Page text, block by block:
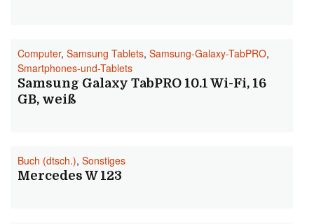
Computer, Samsung Tablets, Samsung-Galaxy-TabPRO,
Smartphones-und-Tablets
Samsung Galaxy TabPRO 10.1 Wi-Fi, 16
GB, weiß
Buch (dtsch.), Sonstiges
Mercedes W 123